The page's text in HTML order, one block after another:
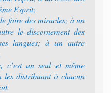
Esprit;
faire des miracles; à un
le discernement des
langues; à un autre
c’est un seul et même
distribuant à chacun